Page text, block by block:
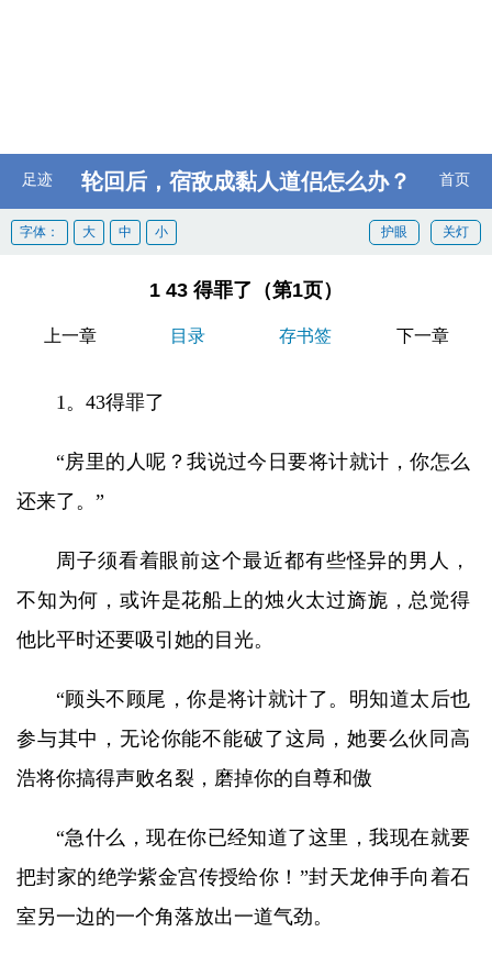
足迹 轮回后，宿敌成黏人道侣怎么办？ 首页
关灯
护眼
字体： 大 中 小
1 43 得罪了（第1页）
上一章 目录 存书签 下一章
1。43得罪了
“房里的人呢？我说过今日要将计就计，你怎么
还来了。”
周子须看着眼前这个最近都有些怪异的男人，
不知为何，或许是花船上的烛火太过旖旎，总觉得
他比平时还要吸引她的目光。
“顾头不顾尾，你是将计就计了。明知道太后也
参与其中，无论你能不能破了这局，她要么伙同高
浩将你搞得声败名裂，磨掉你的自尊和傲
“急什么，现在你已经知道了这里，我现在就要
把封家的绝学紫金宫传授给你！”封天龙伸手向着石
室另一边的一个角落放出一道气劲。